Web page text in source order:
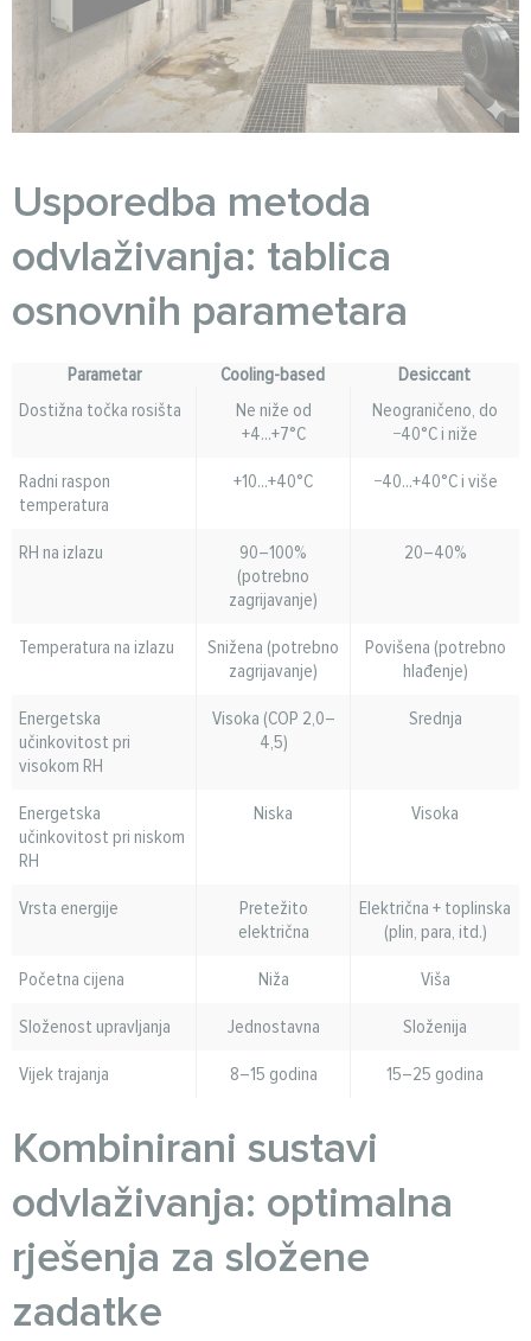
Usporedba metoda
odvlaživanja: tablica
osnovnih parametara
Parametar Cooling-based
Desiccant
Dostižna točka rosišta
Ne niže od
+4...+7°C
Neograničeno, do
−40°C i niže
Radni raspon
temperatura
+10...+40°C −40...+40°C i više
RH na izlazu
90–100%
(potrebno
zagrijavanje)
20–40%
Temperatura na izlazu
Snižena (potrebno
zagrijavanje)
Povišena (potrebno
hlađenje)
Energetska
učinkovitost pri
visokom RH
Visoka (COP 2,0–
4,5)
Srednja
Energetska
učinkovitost pri niskom
RH
Niska Visoka
Vrsta energije
Pretežito
električna
Električna + toplinska
(plin, para, itd.)
Početna cijena
Niža
Viša
Složenost upravljanja
Jednostavna
Složenija
Vijek trajanja
8–15 godina 15–25 godina
Kombinirani sustavi
odvlaživanja: optimalna
rješenja za složene
zadatke